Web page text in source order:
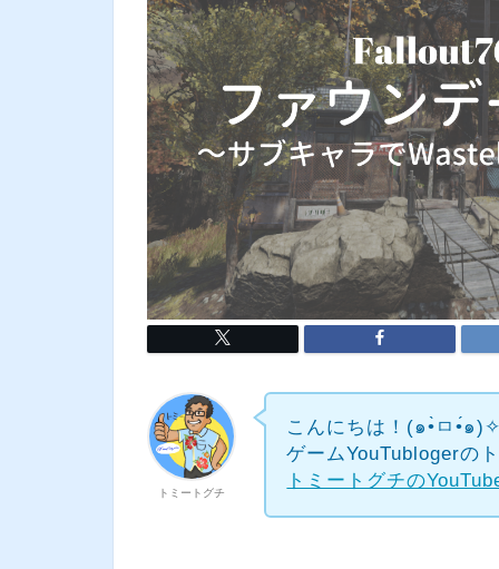
トミートグチ
こんにちは！(๑•̀ㅁ•́๑
ゲームYouTublogerの
トミートグチの